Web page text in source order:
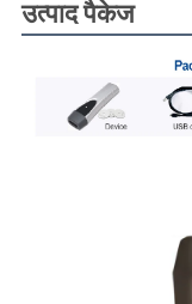
उत्पाद पैकेज